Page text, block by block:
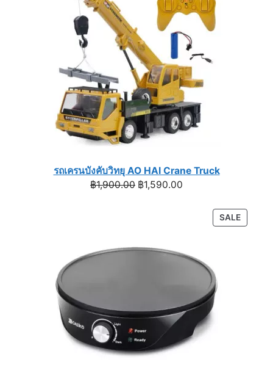
รถเครนบังคับวิทยุ AO HAI Crane Truck
฿1,900.00 Original
฿1,590.00
฿1,590.00.
SALE
ON